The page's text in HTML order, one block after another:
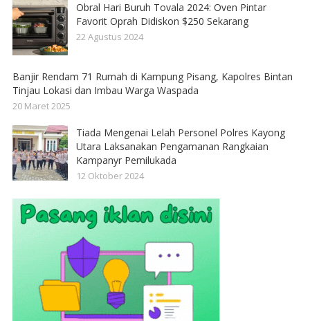
Obral Hari Buruh Tovala 2024: Oven Pintar
Favorit Oprah Didiskon $250 Sekarang
22 Agustus 2024
Banjir Rendam 71 Rumah di Kampung Pisang, Kapolres Bintan
Tinjau Lokasi dan Imbau Warga Waspada
20 Maret 2025
Tiada Mengenai Lelah Personel Polres Kayong
Utara Laksanakan Pengamanan Rangkaian
Kampanyr Pemilukada
12 Oktober 2024